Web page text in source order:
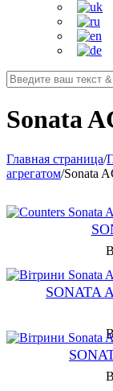
Sonata
Главная страница/
агрегатом/Sonata
SONATA